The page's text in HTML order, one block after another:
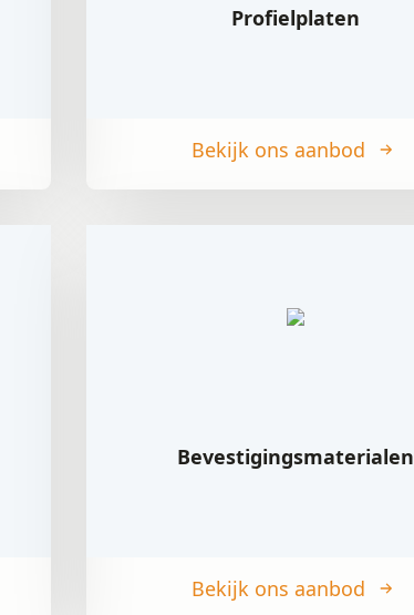
Profielplaten
Bekijk ons aanbod
Bevestigingsmaterialen
Bekijk ons aanbod